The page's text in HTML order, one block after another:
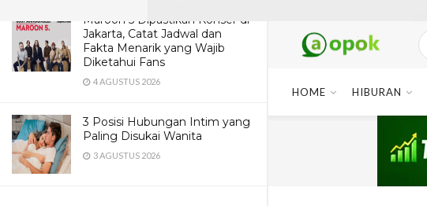
Maroon 5 Dipastikan Konser di
Jakarta, Catat Jadwal dan
Fakta Menarik yang Wajib
Diketahui Fans
4 AGUSTUS 2026
3 Posisi Hubungan Intim yang
Paling Disukai Wanita
3 AGUSTUS 2026
HOME HIBURAN